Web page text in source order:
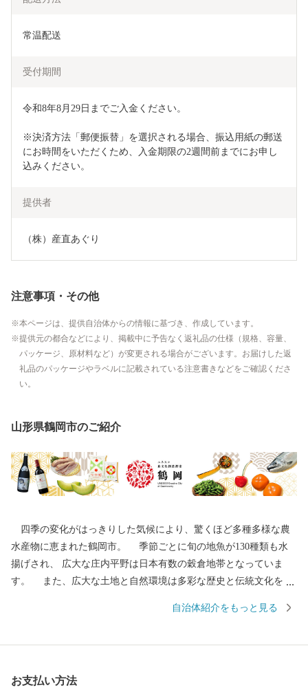
常温配送
受付期間
令和8年8月29日までご入金ください。
※決済方法「郵便振替」を選択される場合、振込用紙の郵送
にお時間をいただくため、入金期限の2週間前までにお申し
込みください。
提供者
（株）産直あぐり
注意事項・その他
本ページは、提供自治体からの情報に基づき、作成しています。
提供元の都合などにより、掲載中に予告なく返礼品の仕様（規格、容量、
パッケージ、原材料など）が変更される場合がございます。お届けした返
礼品のパッケージやラベルに記載されている注意書きなどをご確認くださ
い。
山形県鶴岡市のご紹介
四季の変化がはっきりした気候により、驚くほど多種多様な農
水産物に恵まれた鶴岡市。 季節ごとに旬の地魚が130種類も水
揚げされ、 広大な庄内平野は日本有数の穀倉地帯となっていま
す。 また、広大な土地と自然環境は多彩な歴史と伝統文化をも
市民の手によって大切に継承されています。 その特色が認めら
合わせ 鶴岡市総務部総務課 ふるさと納税担当（平日8時30分~17
自治体紹介をもっと見る
お支払い方法